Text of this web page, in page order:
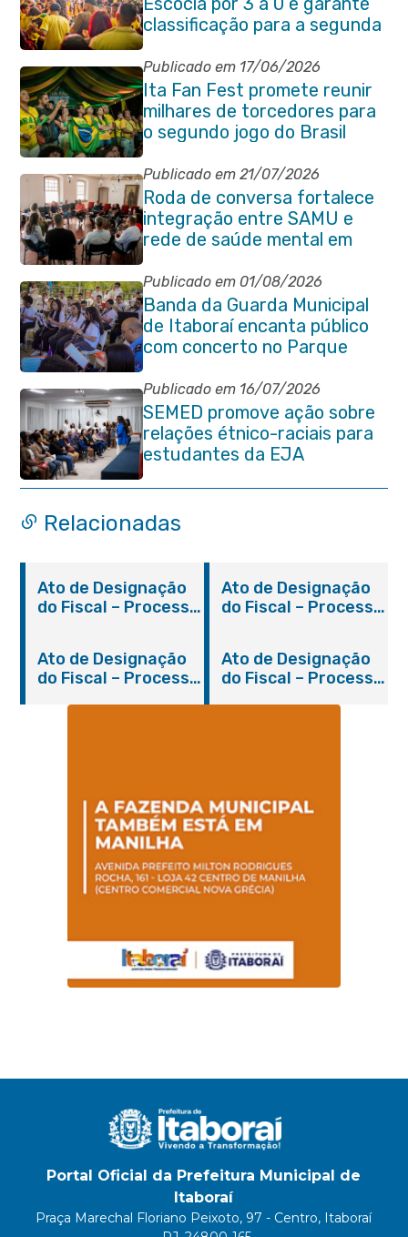
classificação para a segunda
fase da Copa do Mundo
Publicado em 17/06/2026
Ita Fan Fest promete reunir
milhares de torcedores para
o segundo jogo do Brasil
Publicado em 21/07/2026
Roda de conversa fortalece
integração entre SAMU e
rede de saúde mental em
Itaboraí
Publicado em 01/08/2026
Banda da Guarda Municipal
de Itaboraí encanta público
com concerto no Parque
Paleontológico
Publicado em 16/07/2026
SEMED promove ação sobre
relações étnico-raciais para
estudantes da EJA
Relacionadas
Ato de Designação
do Fiscal – Processo
Ato de Designação
do Fiscal – Processo
Ato de Designação
do Fiscal – Processo
Ato de Designação
do Fiscal – Processo
Portal Oficial da Prefeitura Municipal de
Itaboraí
Praça Marechal Floriano Peixoto, 97 - Centro, Itaboraí